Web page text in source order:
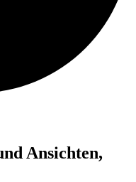
Ansichten,